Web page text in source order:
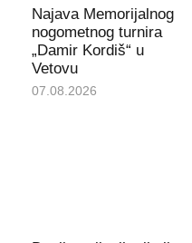
Najava Memorijalnog
nogometnog turnira
„Damir Kordiš“ u
Vetovu
07.08.2026